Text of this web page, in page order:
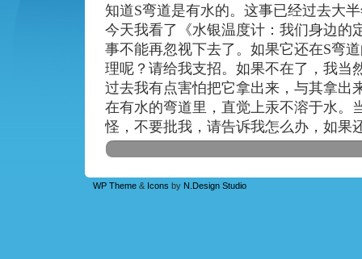
知道S弯道是有水的。这事已经过去大
今天我看了《水银温度计：我们身边的
事不能再忽视下去了。如果它还在S弯
理呢？请给我支招。如果不在了，我当
过去我有点害怕把它拿出来，与其拿出
在有水的弯道里，直觉上汞不溶于水。
怪，不要批我，请告诉我怎么办，如果
WP Theme & Icons by N.Design Studio